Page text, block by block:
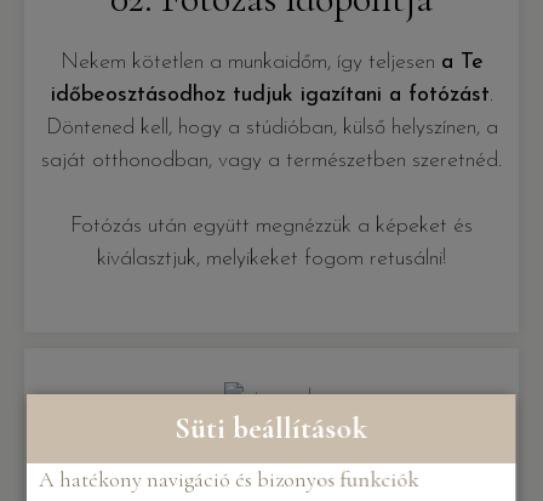
Süti beállítások
A hatékony navigáció és bizonyos funkciók
Nekem kötetlen a munkaidőm, így teljesen a Te
időbeosztásodhoz tudjuk igazítani a fotózást.
Döntened kell, hogy a stúdióban, külső helyszínen, a
saját otthonodban, vagy a természetben szeretnéd.
Fotózás után együtt megnézzük a képeket és
kiválasztjuk, melyikeket fogom retusálni!
03. Utómunka